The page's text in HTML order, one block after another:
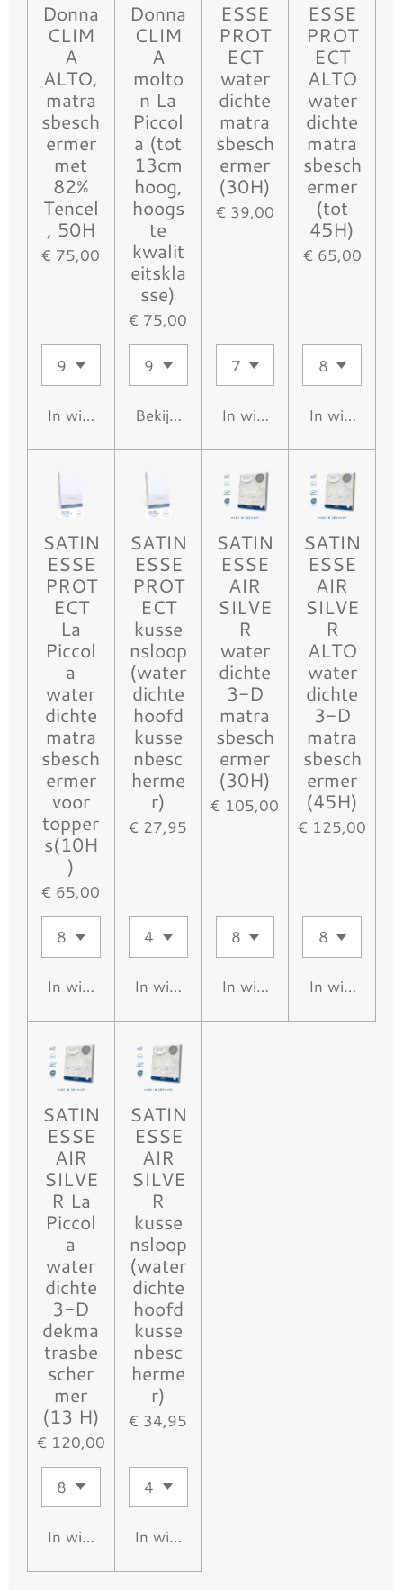
Donna
CLIM
A
ALTO,
matra
sbesch
ermer
met
82%
Tencel
, 50H
€ 75,00
In winkelwagen
Donna
CLIM
A
molto
n La
Piccol
a (tot
13cm
hoog,
hoogs
te
kwalit
eitskla
sse)
€ 75,00
Bekijk details
ESSE
PROT
ECT
water
dichte
matra
sbesch
ermer
(30H)
€ 39,00
In winkelwagen
ESSE
PROT
ECT
ALTO
water
dichte
matra
sbesch
ermer
(tot
45H)
€ 65,00
In
SATIN
ESSE
PROT
ECT
La
Piccol
a
water
dichte
matra
sbesch
ermer
voor
topper
s(10H
)
€ 65,00
In winkelwagen
SATIN
ESSE
PROT
ECT
kusse
nsloop
(water
dichte
hoofd
kusse
nbesc
herme
r)
€ 27,95
In winkelwagen
SATIN
ESSE
AIR
SILVE
R
water
dichte
3-D
matra
sbesch
ermer
(30H)
€ 105,00
In winkelwagen
SATIN
ESSE
AIR
SILVE
R
ALTO
water
dichte
3-D
matra
sbesch
ermer
(45H)
€ 125,00
In
SATIN
ESSE
AIR
SILVE
R La
Piccol
a
water
dichte
3-D
dekma
trasbe
scher
mer
(13 H)
€ 120,00
In winkelwagen
SATIN
ESSE
AIR
SILVE
R
kusse
nsloop
(water
dichte
hoofd
kusse
nbesc
herme
r)
€ 34,95
In winkelwagen